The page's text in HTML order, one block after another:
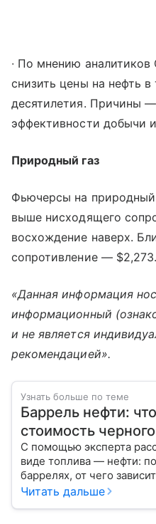
∙ По мнению аналитиков
снизить цены на нефть
десятилетия. Причины
эффективности добычи
Природный газ
Фьючерсы на
выше нисходящего
восхождение наверх.
сопротивление —
«Данная информация
информационный
и не является
рекомендацией».
Узнать больше по теме
Баррель нефти:
стоимость
С помощью эксперта
виде топлива — нефти:
баррелях, от чего
сырье.
Читать дальше